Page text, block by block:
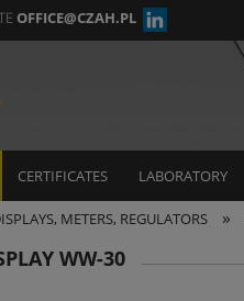
OFFICE@CZAH.PL
CERTIFICATES LABORATORY
METERS, REGULATORS »
WW-30